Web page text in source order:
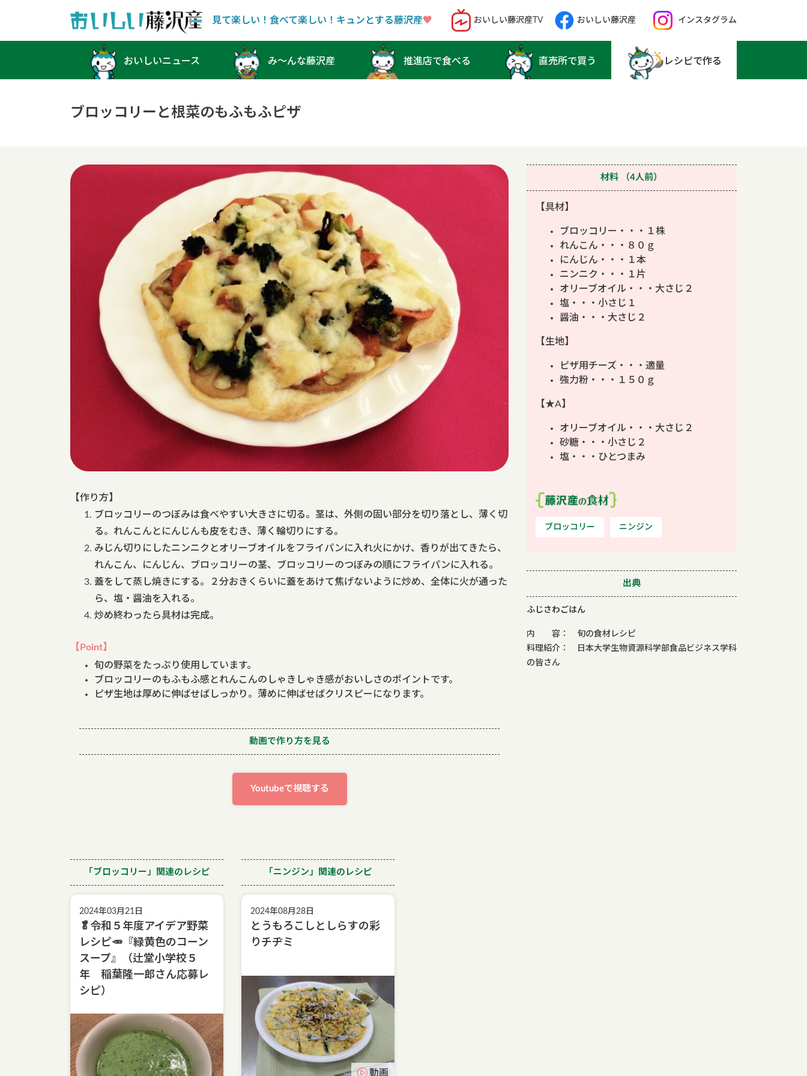
Main Navigation
見て楽しい！食べて楽しい！キュンとする藤沢産♥︎ おいしい藤沢産TV おいしい藤沢産 インスタグラム
おいしいニュース み〜んな藤沢産 推進店で食べる 直売所で買う レシピで作る
ブロッコリーと根菜のもふもふピザ
【作り方】
ブロッコリーのつぼみは食べやすい大きさに切る。茎は、外側の固い部分を切り落とし、薄く切
る。れんこんとにんじんも皮をむき、薄く輪切りにする。
みじん切りにしたニンニクとオリーブオイルをフライパンに入れ火にかけ、香りが出てきたら、
れんこん、にんじん、ブロッコリーの茎、ブロッコリーのつぼみの順にフライパンに入れる。
蓋をして蒸し焼きにする。２分おきくらいに蓋をあけて焦げないように炒め、全体に火が通った
ら、塩・醤油を入れる。
炒め終わったら具材は完成。
【Point】
旬の野菜をたっぷり使用しています。
ブロッコリーのもふもふ感とれんこんのしゃきしゃき感がおいしさのポイントです。
ピザ生地は厚めに伸ばせばしっかり。薄めに伸ばせばクリスピーになります。
動画で作り方を見る
Youtubeで視聴する
材料 （4人前）
【具材】
ブロッコリー・・・１株
れんこん・・・８０ｇ
にんじん・・・１本
ニンニク・・・１片
オリーブオイル・・・大さじ２
塩・・・小さじ１
醤油・・・大さじ２
【生地】
ピザ用チーズ・・・適量
強力粉・・・１５０ｇ
【★A】
オリーブオイル・・・大さじ２
砂糖・・・小さじ２
塩・・・ひとつまみ
ブロッコリー ニンジン
出典
ふじさわごはん
内 容： 旬の食材レシピ
料理紹介： 日本大学生物資源科学部食品ビジネス学科
の皆さん
「ブロッコリー」関連のレシピ
2024年03月21日
🥬令和５年度アイデア野菜
レシピ🥕『緑黄色のコーン
スープ』（辻堂小学校５
年 稲葉隆一郎さん応募レ
シピ）
「ニンジン」関連のレシピ
2024年08月28日
とうもろこしとしらすの彩
りチヂミ
動画